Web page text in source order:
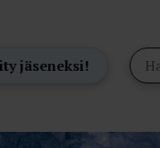
jäseneksi!